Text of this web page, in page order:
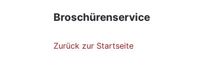
Broschürenservice
Zurück zur Startseite